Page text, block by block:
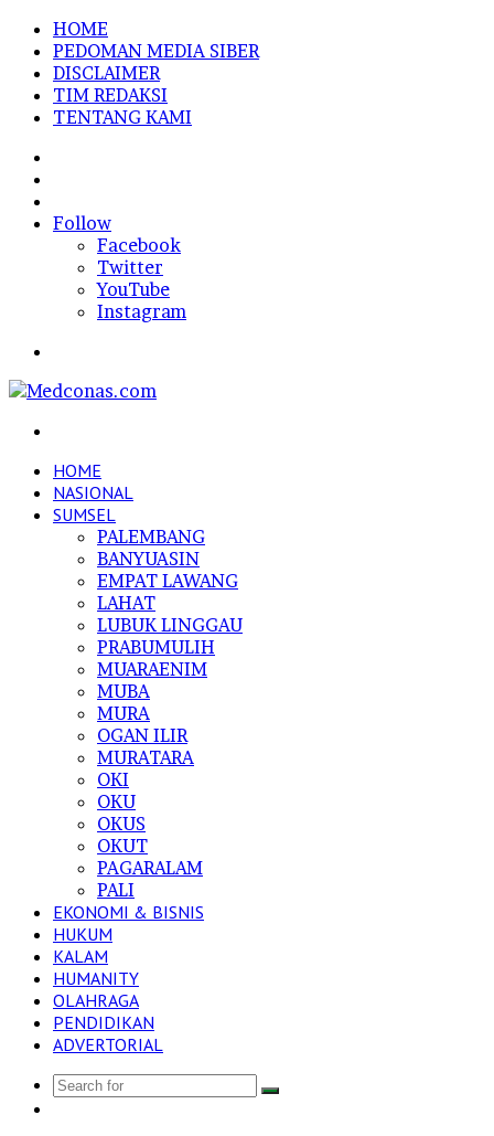
HOME
PEDOMAN MEDIA SIBER
DISCLAIMER
TIM REDAKSI
TENTANG KAMI
In
Follow
Facebook
Twitter
YouTube
Instagram
HOME
NASIONAL
SUMSEL
PALEMBANG
BANYUASIN
EMPAT LAWANG
LAHAT
LUBUK LINGGAU
PRABUMULIH
MUARAENIM
MUBA
MURA
OGAN ILIR
MURATARA
OKI
OKU
OKUS
OKUT
PAGARALAM
PALI
EKONOMI & BISNIS
HUKUM
KALAM
HUMANITY
OLAHRAGA
PENDIDIKAN
ADVERTORIAL
Search